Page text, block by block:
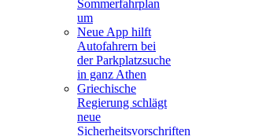
Sommerfahrplan
um
Neue App hilft
Autofahrern bei
der Parkplatzsuche
in ganz Athen
Griechische
Regierung schlägt
neue
Sicherheitsvorschriften